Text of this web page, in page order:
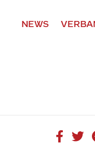
NEWS